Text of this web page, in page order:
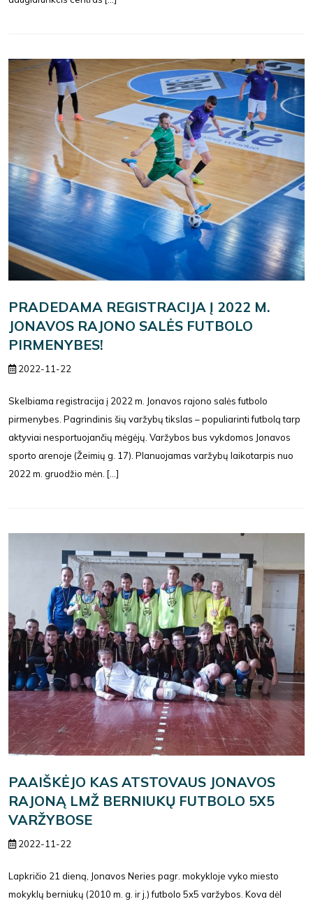
PRADEDAMA REGISTRACIJA Į 2022 M.
JONAVOS RAJONO SALĖS FUTBOLO
PIRMENYBES!
2022-11-22
Skelbiama registracija į 2022 m. Jonavos rajono salės futbolo
pirmenybes. Pagrindinis šių varžybų tikslas – populiarinti futbolą tarp
aktyviai nesportuojančių mėgėjų. Varžybos bus vykdomos Jonavos
sporto arenoje (Žeimių g. 17). Planuojamas varžybų laikotarpis nuo
2022 m. gruodžio mėn. [...]
PAAIŠKĖJO KAS ATSTOVAUS JONAVOS
RAJONĄ LMŽ BERNIUKŲ FUTBOLO 5X5
VARŽYBOSE
2022-11-22
Lapkričio 21 dieną, Jonavos Neries pagr. mokykloje vyko miesto
mokyklų berniukų (2010 m. g. ir j.) futbolo 5x5 varžybos. Kova dėl